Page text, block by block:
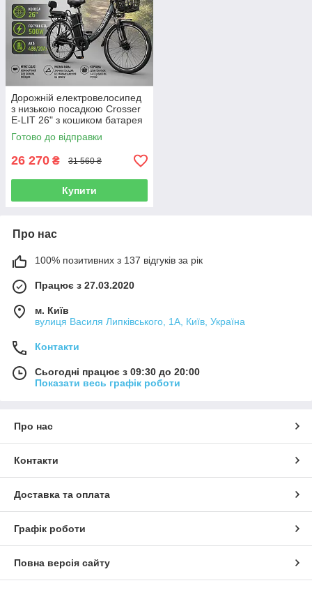
Дорожній електровелосипед
з низькою посадкою Crosser
E-LIT 26" з кошиком батарея
20A 48V потужність 500W
ПАС система
Готово до відправки
26 270 ₴ 31 560 ₴
Купити
Про нас
100% позитивних з 137 відгуків за рік
Працює з 27.03.2020
м. Київ
вулиця Василя Липківського, 1А, Київ, Україна
Контакти
Сьогодні працює з 09:30 до 20:00
Показати весь графік роботи
Про нас
Контакти
Доставка та оплата
Графік роботи
Повна версія сайту